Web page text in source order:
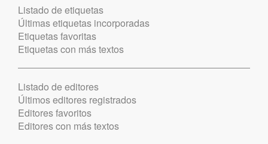
Listado de etiquetas
Últimas etiquetas incorporadas
Etiquetas favoritas
Etiquetas con más textos
Listado de editores
Últimos editores registrados
Editores favoritos
Editores con más textos